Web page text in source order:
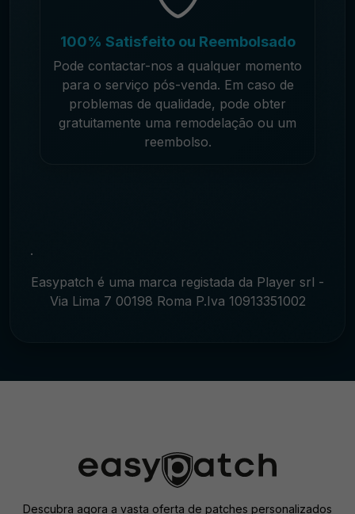
100% Satisfeito ou Reembolsado
Pode contactar-nos a qualquer momento
para o serviço pós-venda. Em caso de
problemas de qualidade, pode obter
gratuitamente uma remodelação ou um
reembolso.
.
Easypatch é uma marca registada da Player srl -
Via Lima 7 00198 Roma P.Iva 10913351002
Descubra agora a vasta oferta de patches personalizados